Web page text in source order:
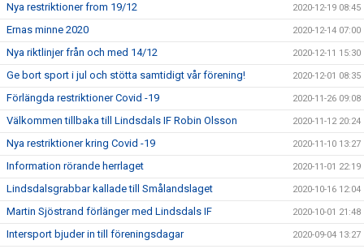
Nya restriktioner from 19/12 2020-12-19 08:45
Ernas minne 2020 2020-12-14 07:00
Nya riktlinjer från och med 14/12 2020-12-11 15:30
Ge bort sport i jul och stötta samtidigt vår förening! 2020-12-01 08:35
Förlängda restriktioner Covid -19 2020-11-26 09:08
Välkommen tillbaka till Lindsdals IF Robin Olsson 2020-11-12 20:24
Nya restriktioner kring Covid -19 2020-11-10 13:27
Information rörande herrlaget 2020-11-01 22:19
Lindsdalsgrabbar kallade till Smålandslaget 2020-10-16 12:04
Martin Sjöstrand förlänger med Lindsdals IF 2020-10-01 21:48
Intersport bjuder in till föreningsdagar 2020-09-04 13:27